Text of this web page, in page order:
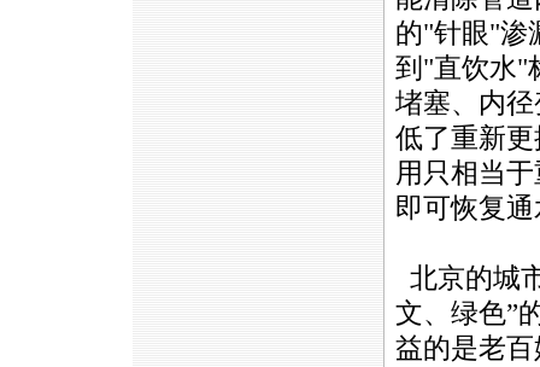
的"针眼"渗
到"直饮水"
堵塞、内
低了重新
用只相当
即可恢复
北京的城
文、绿色”
益的是老